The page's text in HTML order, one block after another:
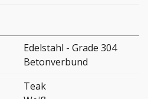
Edelstahl - Grade 304
Betonverbund
Teak